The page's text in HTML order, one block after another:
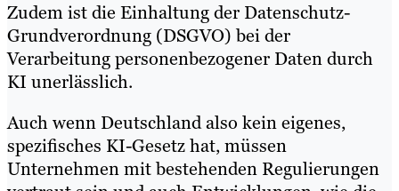
Zudem ist die Einhaltung der Datenschutz-
Grundverordnung (DSGVO) bei der
Verarbeitung personenbezogener Daten durch
KI unerlässlich.
Auch wenn Deutschland also kein eigenes,
spezifisches KI-Gesetz hat, müssen
Unternehmen mit bestehenden Regulierungen